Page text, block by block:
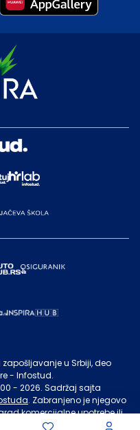
u Srbiji, deo
- Infostud.
- 2026. Sadržaj sajta
. Zabranjeno je njegovo
komercijalne upotrebe ili
sajta.